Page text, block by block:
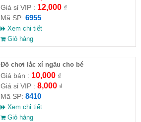
Giá sỉ VIP : 12,000₫
Mã SP: 6955
Xem chi tiết
Giỏ hàng
Đồ chơi lắc xí ngầu cho bé
Giá bán : 10,000₫
Giá sỉ VIP : 8,000₫
Mã SP: 8410
Xem chi tiết
Giỏ hàng